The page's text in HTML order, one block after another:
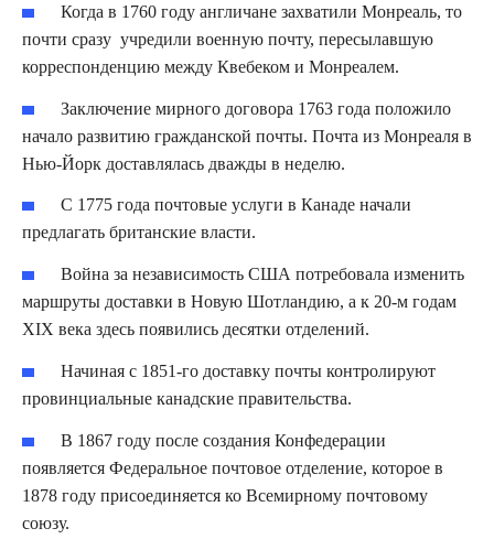
Когда в 1760 году англичане захватили Монреаль, то
почти сразу учредили военную почту, пересылавшую
корреспонденцию между Квебеком и Монреалем.
Заключение мирного договора 1763 года положило
начало развитию гражданской почты. Почта из Монреаля в
Нью-Йорк доставлялась дважды в неделю.
С 1775 года почтовые услуги в Канаде начали
предлагать британские власти.
Война за независимость США потребовала изменить
маршруты доставки в Новую Шотландию, а к 20-м годам
XIX века здесь появились десятки отделений.
Начиная с 1851-го доставку почты контролируют
провинциальные канадские правительства.
В 1867 году после создания Конфедерации
появляется Федеральное почтовое отделение, которое в
1878 году присоединяется ко Всемирному почтовому
союзу.